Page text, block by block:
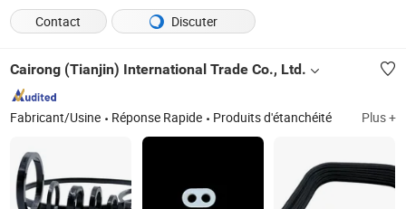
Contact
Discuter
Cairong (Tianjin) International Trade Co., Ltd.
Fabricant/Usine Réponse Rapide Produits d'étanchéité Plus +